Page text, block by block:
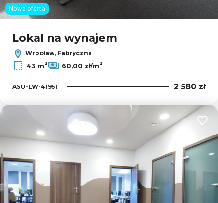
Nowa oferta
Lokal na wynajem
Wrocław, Fabryczna
43 m2 60,00 zł/m2
ASO-LW-41951 2 580 zł